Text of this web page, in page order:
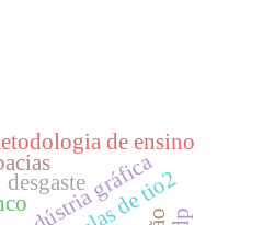
desgaste
indústria gráfica
de ensino